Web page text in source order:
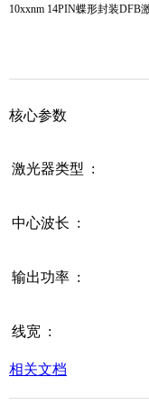
10xxnm 14PIN蝶形封装DFB
核心参数
激光器类型 :
中心波长 :
输出功率 :
线宽 :
相关文档